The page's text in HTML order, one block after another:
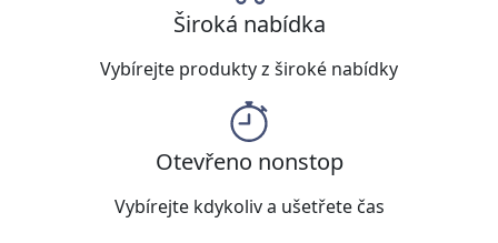
Široká nabídka
Vybírejte produkty z široké nabídky
Otevřeno nonstop
Vybírejte kdykoliv a ušetřete čas